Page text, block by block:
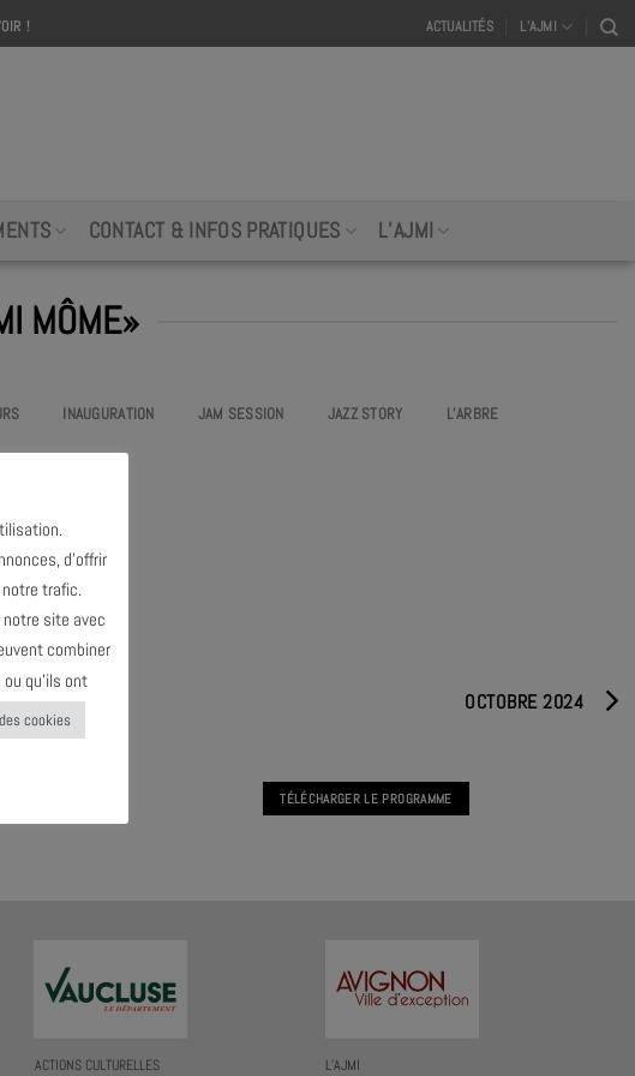
! ACTUALITÉS L’AJMI
CONTACT & INFOS PRATIQUES L’AJMI
MÔME»
INAUGURATION JAM SESSION JAZZ STORY
L’ARBRE
OCTOBRE 2024
TÉLÉCHARGER LE PROGRAMME
ACTIONS CULTURELLES L’AJMI
d’offrir
trafic.
site avec
combiner
qu’ils ont
cookies